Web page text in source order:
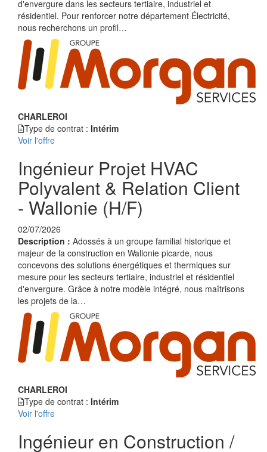
d'envergure dans les secteurs tertiaire, industriel et
résidentiel. Pour renforcer notre département Électricité,
nous recherchons un profil…
CHARLEROI
Type de contrat : Intérim
Voir l'offre
Ingénieur Projet HVAC
Polyvalent & Relation Client
- Wallonie (H/F)
02/07/2026
Description : Adossés à un groupe familial historique et
majeur de la construction en Wallonie picarde, nous
concevons des solutions énergétiques et thermiques sur
mesure pour les secteurs tertiaire, industriel et résidentiel
d'envergure. Grâce à notre modèle intégré, nous maîtrisons
les projets de la…
CHARLEROI
Type de contrat : Intérim
Voir l'offre
Ingénieur en Construction /